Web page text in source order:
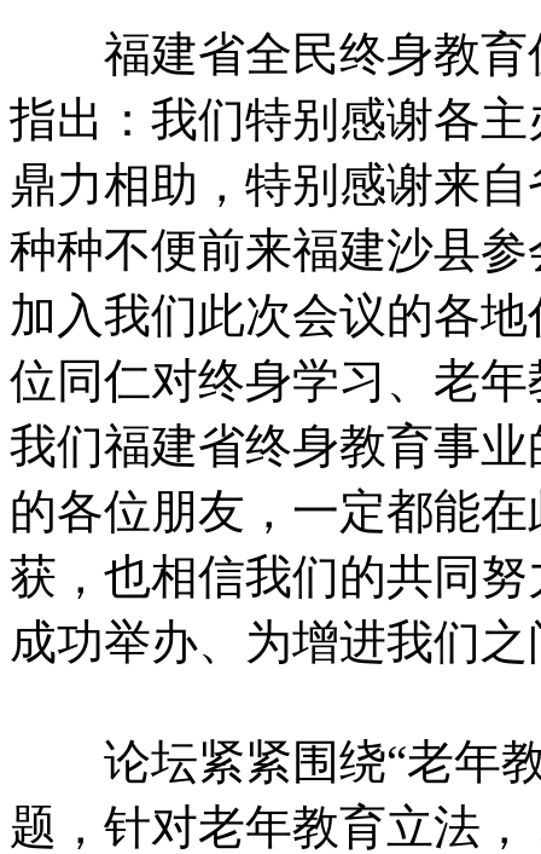
福建省全民终身教育
指出：我们特别感谢各
鼎力相助，特别感谢来
种种不便前来福建沙县
加入我们此次会议的各
位同仁对终身学习、老
我们福建省终身教育事
的各位朋友，一定都能
获，也相信我们的共同
成功举办、为增进我们
论坛紧紧围绕“老年教
题，针对老年教育立法